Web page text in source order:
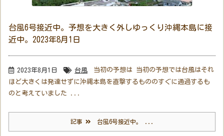
台風6号接近中。予想を大きく外しゆっくり沖縄本島に接
近中。2023年8月1日
2023年8月1日 台風
当初の予想は 当初の予想では台風はそれ
ほど大きくは発達せずに沖縄本島を直撃するもののすぐに通過するも
のと考えていました ...
記事 台風6号接近中。 ...